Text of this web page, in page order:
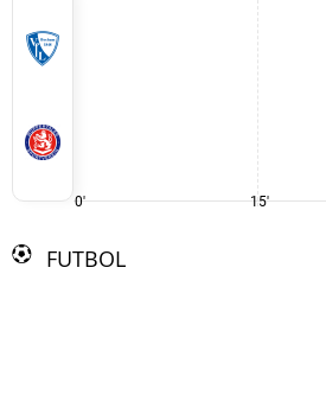
0' 15'
FUTBOL